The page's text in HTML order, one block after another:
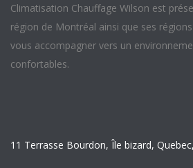
Climatisation Chauffage Wilson est
région de Montréal ainsi que ses
vous accompagner vers un
confortables.
11 Terrasse Bourdon, Île bizard,